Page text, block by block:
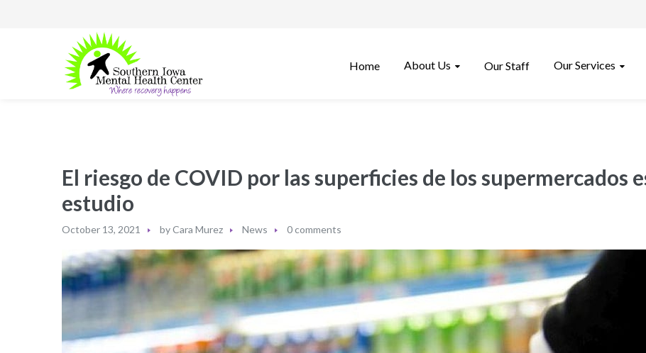
Home About Us Our Staff Our Services
El riesgo de COVID por las superficies de los supermercados
estudio
October 13, 2021 byCara Murez News 0 comments